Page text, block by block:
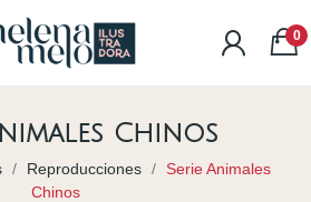
0
Chinos
Reproducciones
Serie Animales
Chinos